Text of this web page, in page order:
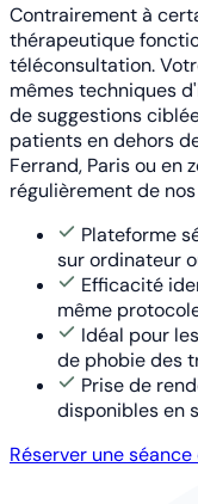
Contrairement à
thérapeutique
téléconsultation.
mêmes techniques
de suggestions
patients en dehors
Ferrand, Paris ou en
régulièrement de
Plateforme
sur ordinateur
Efficacité
même
Idéal pour
de phobie des
Prise de
disponibles en
Réserver une séance